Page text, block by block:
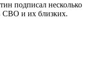
подписал несколько
СВО и их близких.